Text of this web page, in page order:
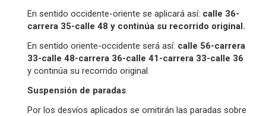
En sentido occidente-oriente se aplicará así: calle 36-
carrera 35-calle 48 y continúa su recorrido original.
En sentido oriente-occidente será así: calle 56-carrera
33-calle 48-carrera 36-calle 41-carrera 33-calle 36
y continúa su recorrido original.
Suspensión de paradas
Por los desvíos aplicados se omitirán las paradas sobre